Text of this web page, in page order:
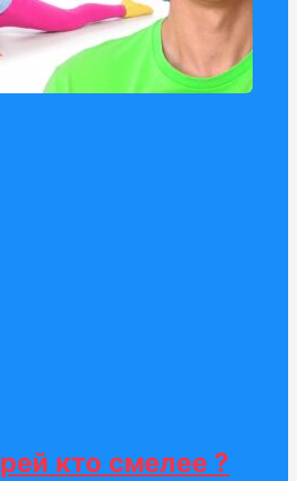
кто смелее ?